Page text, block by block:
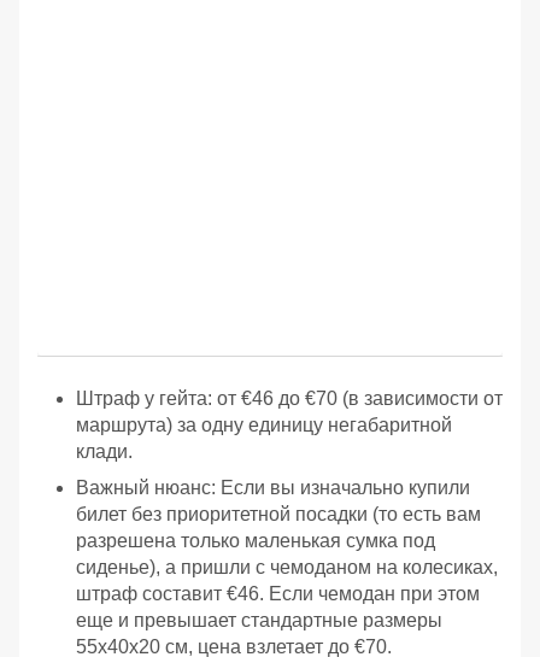
Штраф у гейта: от €46 до €70 (в зависимости от
маршрута) за одну единицу негабаритной
клади.
Важный нюанс: Если вы изначально купили
билет без приоритетной посадки (то есть вам
разрешена только маленькая сумка под
сиденье), а пришли с чемоданом на колесиках,
штраф составит €46. Если чемодан при этом
еще и превышает стандартные размеры
55x40x20 см, цена взлетает до €70.